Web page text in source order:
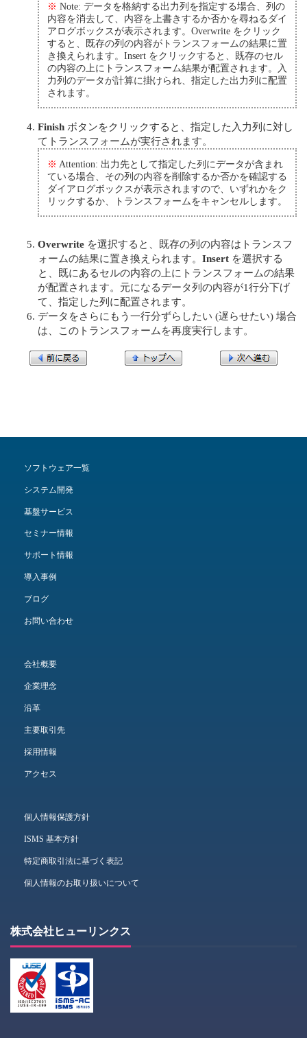
※ Note: データを格納する出力列を指定する場合、列の
内容を消去して、内容を上書きするか否かを尋ねるダイ
アログボックスが表示されます。Overwrite をクリック
すると、既存の列の内容がトランスフォームの結果に置
き換えられます。Insert をクリックすると、既存のセル
の内容の上にトランスフォーム結果が配置されます。入
力列のデータが計算に掛けられ、指定した出力列に配置
されます。
Finish ボタンをクリックすると、指定した入力列に対し
てトランスフォームが実行されます。
※ Attention: 出力先として指定した列にデータが含まれ
ている場合、その列の内容を削除するか否かを確認する
ダイアログボックスが表示されますので、いずれかをク
リックするか、トランスフォームをキャンセルします。
Overwrite を選択すると、既存の列の内容はトランスフ
ォームの結果に置き換えられます。 Insert を選択する
と、既にあるセルの内容の上にトランスフォームの結果
が配置されます。元になるデータ列の内容が1行分下げ
て、指定した列に配置されます。
データをさらにもう一行分ずらしたい (遅らせたい) 場合
は、このトランスフォームを再度実行します。
ソフトウェア一覧
システム開発
基盤サービス
セミナー情報
サポート情報
導入事例
ブログ
お問い合わせ
会社概要
企業理念
沿革
主要取引先
採用情報
アクセス
個人情報保護方針
ISMS 基本方針
特定商取引法に基づく表記
個人情報のお取り扱いについて
株式会社ヒューリンクス